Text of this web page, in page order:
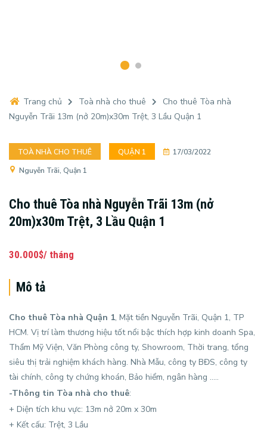
Trang chủ Toà nhà cho thuê
Cho thuê Tòa nhà
Nguyễn Trãi 13m (nở 20m)x30m Trệt, 3 Lầu Quận 1
TOÀ NHÀ CHO THUÊ QUẬN 1
17/03/2022
Nguyễn Trãi, Quận 1
Cho thuê Tòa nhà Nguyễn Trãi 13m (nở
20m)x30m Trệt, 3 Lầu Quận 1
30.000$/ tháng
Mô tả
Cho thuê Tòa nhà Quận 1, Mặt tiền Nguyễn Trãi, Quận 1, TP
HCM. Vị trí làm thương hiệu tốt nổi bậc thích hợp kinh doanh Spa,
Thẩm Mỹ Viện, Văn Phòng công ty, Showroom, Thời trang, tổng
siêu thị trải nghiệm khách hàng. Nhà Mẫu, công ty BĐS, công ty
tài chính, công ty chứng khoán, Bảo hiểm, ngân hàng …..
-Thông tin Tòa nhà cho thuê:
+ Diện tích khu vực: 13m nở 20m x 30m
+ Kết cấu: Trệt, 3 Lầu